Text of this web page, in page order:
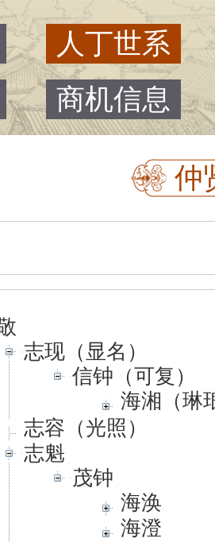
人丁世系
商机信息
仲
志现（显名）
信钟（可复）
海湘（琳
志容（光照）
志魁
茂钟
海涣
海澄